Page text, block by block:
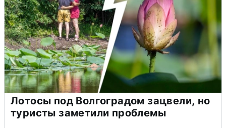
Лотосы под Волгоградом зацвели, но
туристы заметили проблемы